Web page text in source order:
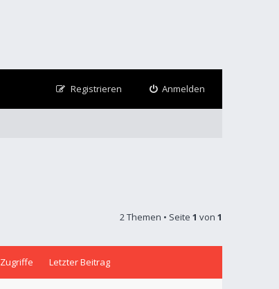
Anmelden
Registrieren
2 Themen • Seite 1 von 1
Zugriffe Letzter Beitrag